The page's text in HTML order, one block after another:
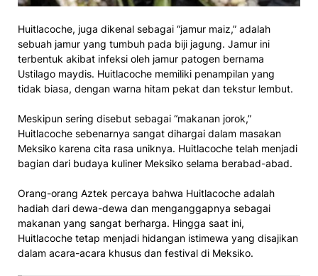
Huitlacoche, juga dikenal sebagai “jamur maiz,” adalah
sebuah jamur yang tumbuh pada biji jagung. Jamur ini
terbentuk akibat infeksi oleh jamur patogen bernama
Ustilago maydis. Huitlacoche memiliki penampilan yang
tidak biasa, dengan warna hitam pekat dan tekstur lembut.
Meskipun sering disebut sebagai “makanan jorok,”
Huitlacoche sebenarnya sangat dihargai dalam masakan
Meksiko karena cita rasa uniknya. Huitlacoche telah menjadi
bagian dari budaya kuliner Meksiko selama berabad-abad.
Orang-orang Aztek percaya bahwa Huitlacoche adalah
hadiah dari dewa-dewa dan menganggapnya sebagai
makanan yang sangat berharga. Hingga saat ini,
Huitlacoche tetap menjadi hidangan istimewa yang disajikan
dalam acara-acara khusus dan festival di Meksiko.